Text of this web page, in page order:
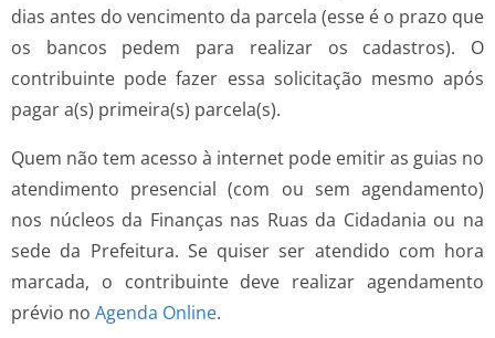
dias antes do vencimento da parcela (esse é o prazo que
os bancos pedem para realizar os cadastros). O
contribuinte pode fazer essa solicitação mesmo após
pagar a(s) primeira(s) parcela(s).
Quem não tem acesso à internet pode emitir as guias no
atendimento presencial (com ou sem agendamento)
nos núcleos da Finanças nas Ruas da Cidadania ou na
sede da Prefeitura. Se quiser ser atendido com hora
marcada, o contribuinte deve realizar agendamento
prévio no Agenda Online.